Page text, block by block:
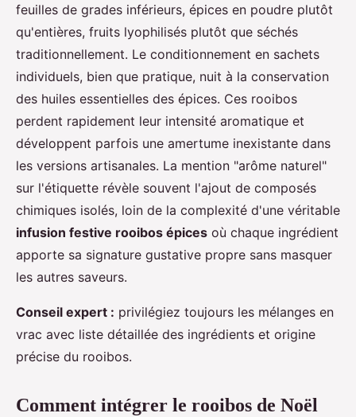
feuilles de grades inférieurs, épices en poudre plutôt
qu'entières, fruits lyophilisés plutôt que séchés
traditionnellement. Le conditionnement en sachets
individuels, bien que pratique, nuit à la conservation
des huiles essentielles des épices. Ces rooibos
perdent rapidement leur intensité aromatique et
développent parfois une amertume inexistante dans
les versions artisanales. La mention "arôme naturel"
sur l'étiquette révèle souvent l'ajout de composés
chimiques isolés, loin de la complexité d'une véritable
infusion festive rooibos épices où chaque ingrédient
apporte sa signature gustative propre sans masquer
les autres saveurs.
Conseil expert : privilégiez toujours les mélanges en
vrac avec liste détaillée des ingrédients et origine
précise du rooibos.
Comment intégrer le rooibos de Noël